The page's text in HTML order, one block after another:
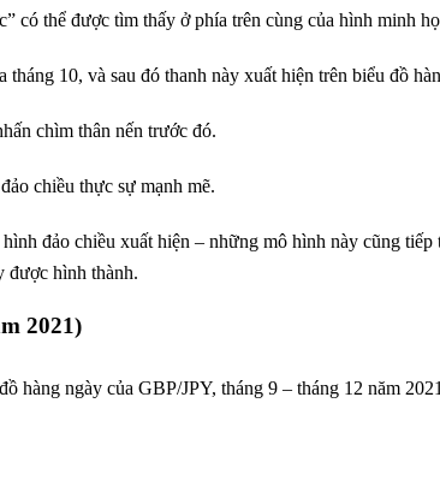
có thể được tìm thấy ở phía trên cùng của hình minh
10, và sau đó thanh này xuất hiện trên biểu đồ
chìm thân nến trước đó.
chiều thực sự mạnh mẽ.
đảo chiều xuất hiện – những mô hình này cũng tiếp
được hình thành.
2021)
hàng ngày của GBP/JPY, tháng 9 – tháng 12 năm 2021